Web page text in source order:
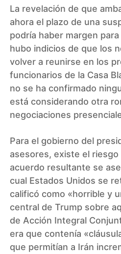
La revelación de que
ahora el plazo de una
podría haber margen
hubo indicios de que los
volver a reunirse en los
funcionarios de la Casa
no se ha confirmado
está considerando otra
negociaciones
Para el gobierno del
asesores, existe el
acuerdo resultante se
cual Estados Unidos se
calificó como «horrible y
central de Trump sobre
de Acción Integral
era que contenía
que permitían a Irán